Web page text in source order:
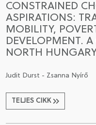
CONSTRAINED
ASPIRATIONS:
MOBILITY,
DEVELOPMENT.
NORTH
Judit Durst - Zsanna Nyírő
TELJES CIKK